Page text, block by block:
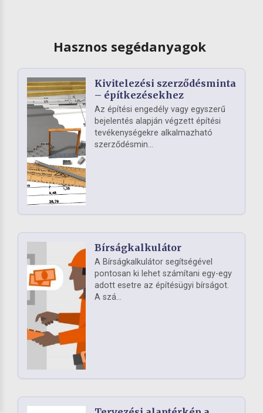
Hasznos segédanyagok
Kivitelezési szerződésminta
– építkezésekhez
Az építési engedély vagy egyszerű
bejelentés alapján végzett építési
tevékenységekre alkalmazható
szerződésmin...
Bírságkalkulátor
A Bírságkalkulátor segítségével
pontosan ki lehet számítani egy-egy
adott esetre az építésügyi bírságot.
A szá...